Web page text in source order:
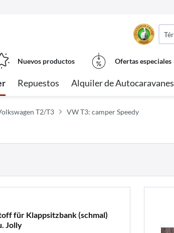
Nuevos productos Ofertas especiales
Repuestos Alquiler de Autocaravanes
T2/T3 VW T3: camper Speedy
für Klappsitzbank (schmal)
Jolly